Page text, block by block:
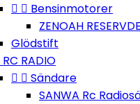
  Bensinmotorer
ZENOAH
Glödstift
RC RADIO
  Sändare
SANWA Rc